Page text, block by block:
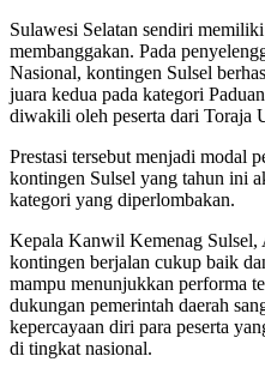
Sulawesi Selatan sendiri
membanggakan. Pada
Nasional, kontingen Sulsel
juara kedua pada kategori
diwakili oleh peserta dari Toraja
Prestasi tersebut menjadi modal
kontingen Sulsel yang tahun ini
kategori yang diperlombakan.
Kepala Kanwil Kemenag Sulsel,
kontingen berjalan cukup baik
mampu menunjukkan performa
dukungan pemerintah daerah
kepercayaan diri para peserta
di tingkat nasional.